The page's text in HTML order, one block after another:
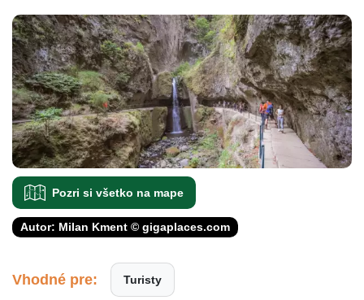
Pozri si všetko na mape
Autor: Milan Kment © gigaplaces.com
Vhodné pre: Turisty